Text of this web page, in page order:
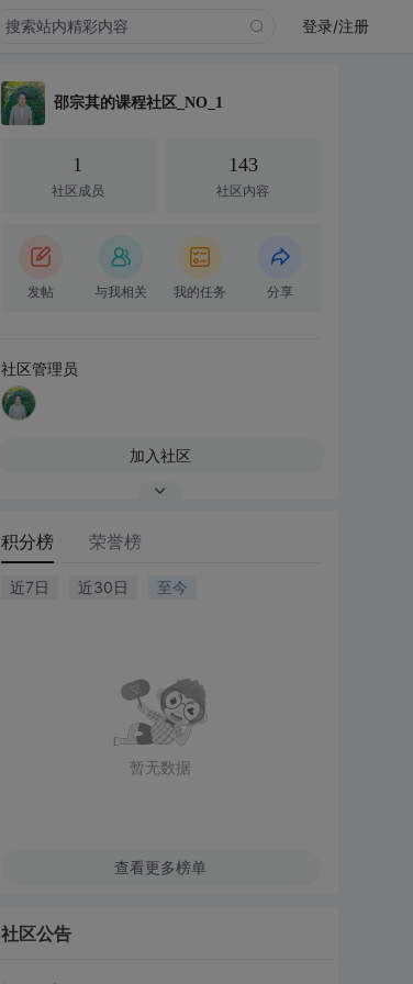
登录/注册
邵宗其的课程社区_NO_1
1
社区成员
143
社区内容
发帖 与我相关 我的任务 分享
社区管理员
加入社区
积分榜 荣誉榜
近7日 近30日 至今
暂无数据
查看更多榜单
社区公告